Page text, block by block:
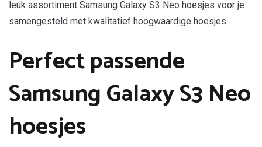
leuk assortiment Samsung Galaxy S3 Neo hoesjes voor je
samengesteld met kwalitatief hoogwaardige hoesjes.
Perfect passende
Samsung Galaxy S3 Neo
hoesjes